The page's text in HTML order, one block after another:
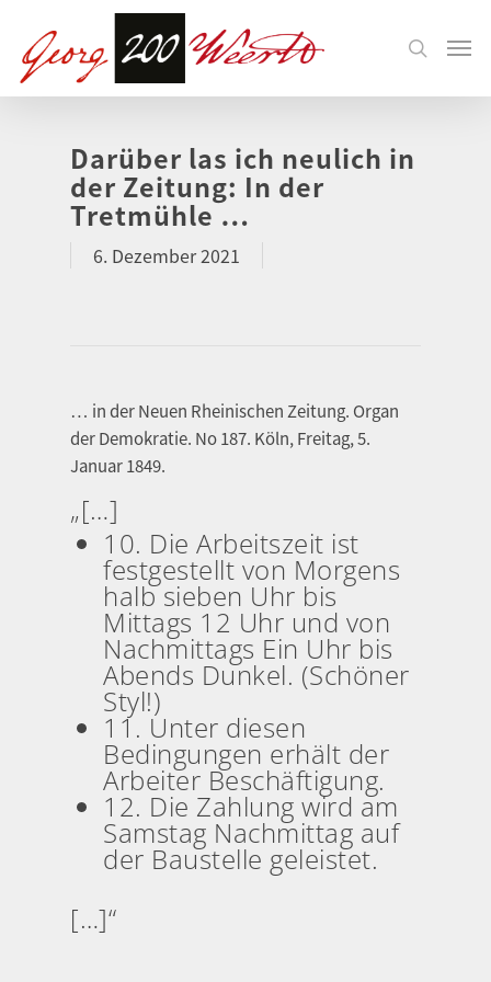
Darüber las ich neulich in
der Zeitung: In der
Tretmühle …
6. Dezember 2021
… in der Neuen Rheinischen Zeitung. Organ
der Demokratie. No 187. Köln, Freitag, 5.
Januar 1849.
„[…]
10. Die Arbeitszeit ist
festgestellt von Morgens
halb sieben Uhr bis
Mittags 12 Uhr und von
Nachmittags Ein Uhr bis
Abends Dunkel. (Schöner
Styl!)
11. Unter diesen
Bedingungen erhält der
Arbeiter Beschäftigung.
12. Die Zahlung wird am
Samstag Nachmittag auf
der Baustelle geleistet.
[…]“